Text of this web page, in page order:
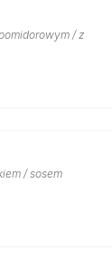
/ z
/ sosem